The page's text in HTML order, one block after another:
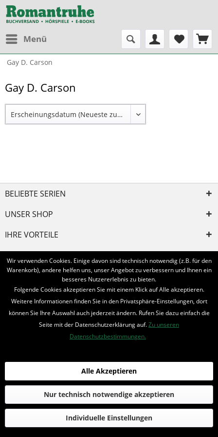
Menü
Gay D. Carson
Gay D. Carson
BELIEBTE SERIEN
UNSER SHOP
IHRE VORTEILE
INFORMIERT BLEIBEN
Bestellung widerrufen
* Alle Preise inkl. MwSt. und zzgl. Bearbeitungspauschale
© 2016-2022 Romantruhe - Buchversand, Joachim Otto
die profilschmiede - Internetagentur
Wir verwenden Cookies. Einige davon sind technisch notwendig (z.B. für den
Warenkorb), andere helfen uns, unser Angebot zu verbessern und Ihnen ein
besseres Nutzererlebnis zu bieten.
Folgende Cookies akzeptieren Sie mit einem Klick auf Alle akzeptieren.
Weitere Informationen finden Sie in den Privatsphäre-Einstellungen, dort
können Sie Ihre Auswahl auch jederzeit ändern. Rufen Sie dazu einfach die
Seite mit der Datenschutzerklärung auf.Zu unseren
Datenschutzbestimmungen.
Individuelle Einstellungen
Nur technisch notwendige akzeptieren
Alle Akzeptieren